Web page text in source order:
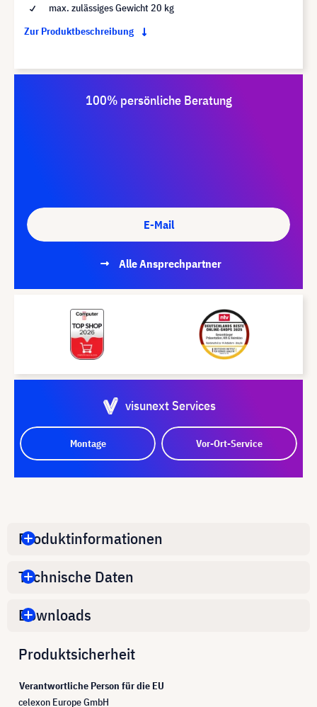
max. zulässiges Gewicht 20 kg
Zur Produktbeschreibung
100% persönliche Beratung
E-Mail
Alle Ansprechpartner
visunext Services
Montage Vor-Ort-Service
Produktinformationen
Technische Daten
Downloads
Produktsicherheit
Verantwortliche Person für die EU
celexon Europe GmbH